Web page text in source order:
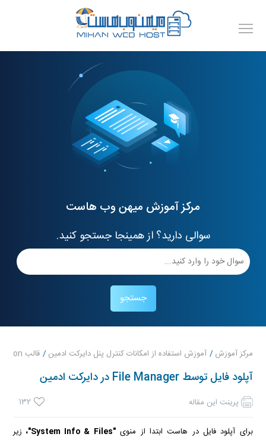
مرکز آموزش میهن وب هاست
سوالی دارید؟ از همینجا جستجو کنید.
جستجو
مرکز آموزش آموزش استفاده از امکانات کنترل پنل دایرکت ادمین قالب evolution
آپلود فایل توسط File Manager در دایرکت ادمین
پرینت این مقاله 132
برای آپلود فایل در هاست ابتدا از منوی"System Info & Files"،
زیر